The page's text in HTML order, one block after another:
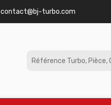
contact@bj-turbo.com